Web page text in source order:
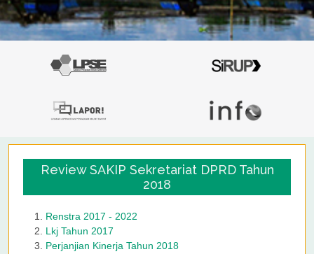
Review SAKIP Sekretariat DPRD Tahun
2018
Renstra 2017 - 2022
Lkj Tahun 2017
Perjanjian Kinerja Tahun 2018